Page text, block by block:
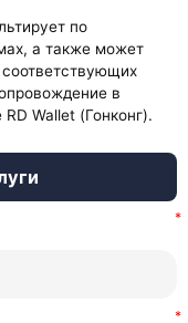
по
а также может
соответствующих
в
Wallet (Гонконг).